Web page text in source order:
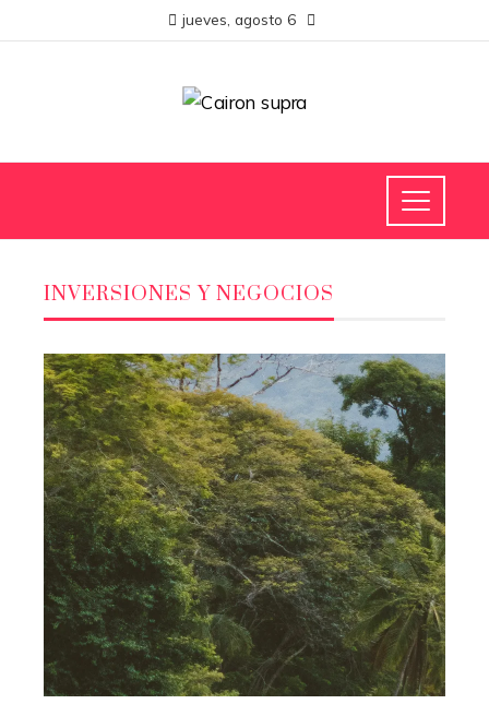
jueves, agosto 6
INVERSIONES Y NEGOCIOS